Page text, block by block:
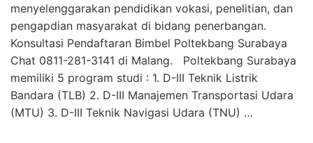
menyelenggarakan pendidikan vokasi, penelitian, dan
pengapdian masyarakat di bidang penerbangan.
Konsultasi Pendaftaran Bimbel Poltekbang Surabaya
Chat 0811-281-3141 di Malang. Poltekbang Surabaya
memiliki 5 program studi : 1. D-III Teknik Listrik
Bandara (TLB) 2. D-III Manajemen Transportasi Udara
(MTU) 3. D-III Teknik Navigasi Udara (TNU) …